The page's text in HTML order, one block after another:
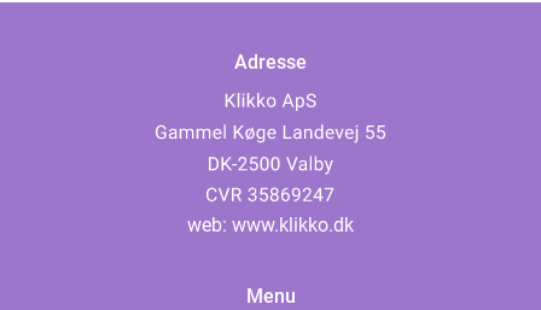
Adresse
web: www.klikko.dk
Menu